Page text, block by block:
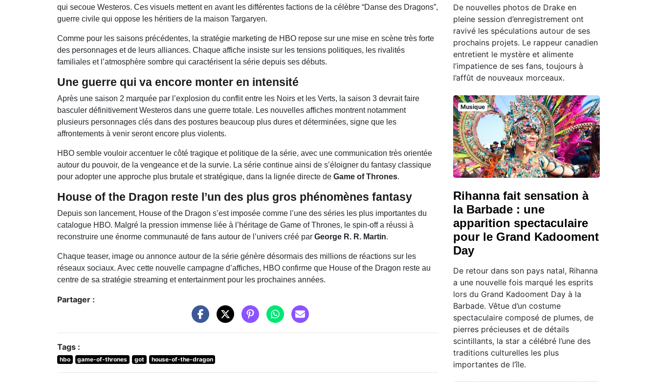
qui secoue Westeros. Ces visuels mettent en avant les différentes factions de la célèbre “Danse des Dragons”,
guerre civile qui oppose les héritiers de la maison Targaryen.
Comme pour les saisons précédentes, la stratégie marketing de HBO repose sur une mise en scène très forte
des personnages et de leurs alliances. Chaque affiche insiste sur les tensions politiques, les rivalités
familiales et l’atmosphère sombre qui caractérisent la série depuis ses débuts.
Une guerre qui va encore monter en intensité
Après une saison 2 marquée par l’explosion du conflit entre les Noirs et les Verts, la saison 3 devrait faire
basculer définitivement Westeros dans une guerre totale. Les nouvelles affiches montrent notamment
plusieurs personnages clés dans des postures beaucoup plus dures et déterminées, signe que les
affrontements à venir seront encore plus violents.
HBO semble vouloir accentuer le côté tragique et politique de la série, avec une communication très orientée
autour du pouvoir, de la vengeance et de la survie. La série continue ainsi de s’éloigner du fantasy classique
pour adopter une approche plus brutale et stratégique, dans la lignée directe de Game of Thrones.
House of the Dragon reste l’un des plus gros phénomènes fantasy
Depuis son lancement, House of the Dragon s’est imposée comme l’une des séries les plus importantes du
catalogue HBO. Malgré la pression immense liée à l’héritage de Game of Thrones, le spin-off a réussi à
reconstruire une énorme communauté de fans autour de l’univers créé par George R. R. Martin.
Chaque teaser, image ou annonce autour de la série génère désormais des millions de réactions sur les
réseaux sociaux. Avec cette nouvelle campagne d’affiches, HBO confirme que House of the Dragon reste au
centre de sa stratégie streaming et entertainment pour les prochaines années.
Partager :
Tags :
hbo game-of-thrones got house-of-the-dragon
De nouvelles photos de Drake en
pleine session d’enregistrement ont
ravivé les spéculations autour de ses
prochains projets. Le rappeur canadien
entretient le mystère et alimente
l’impatience de ses fans, toujours à
l’affût de nouveaux morceaux.
Musique
Rihanna fait sensation à
la Barbade : une
apparition spectaculaire
pour le Grand Kadooment
Day
De retour dans son pays natal, Rihanna
a une nouvelle fois marqué les esprits
lors du Grand Kadooment Day à la
Barbade. Vêtue d’un costume
spectaculaire composé de plumes, de
pierres précieuses et de détails
scintillants, la star a célébré l’une des
traditions culturelles les plus
importantes de l’île.